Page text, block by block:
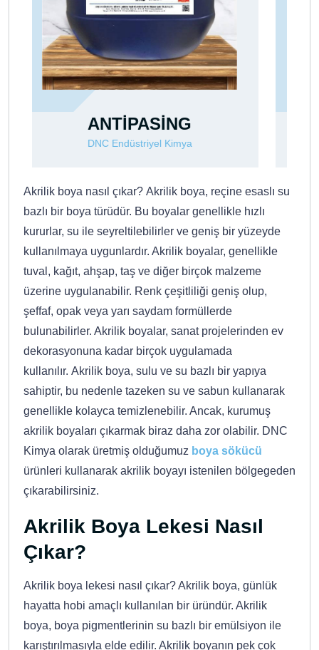
DNCOLEX MNR
DNC Endüstriyel Kimya
Akrilik boya nasıl çıkar? Akrilik boya, reçine esaslı su
bazlı bir boya türüdür. Bu boyalar genellikle hızlı
kururlar, su ile seyreltilebilirler ve geniş bir yüzeyde
kullanılmaya uygunlardır. Akrilik boyalar, genellikle
tuval, kağıt, ahşap, taş ve diğer birçok malzeme
üzerine uygulanabilir. Renk çeşitliliği geniş olup,
şeffaf, opak veya yarı saydam formüllerde
bulunabilirler. Akrilik boyalar, sanat projelerinden ev
dekorasyonuna kadar birçok uygulamada
kullanılır. Akrilik boya, sulu ve su bazlı bir yapıya
sahiptir, bu nedenle tazeken su ve sabun kullanarak
genellikle kolayca temizlenebilir. Ancak, kurumuş
akrilik boyaları çıkarmak biraz daha zor olabilir. DNC
Kimya olarak üretmiş olduğumuz boya sökücü
ürünleri kullanarak akrilik boyayı istenilen bölgegeden
çıkarabilirsiniz.
Akrilik Boya Lekesi Nasıl
Çıkar?
Akrilik boya lekesi nasıl çıkar? Akrilik boya, günlük
hayatta hobi amaçlı kullanılan bir üründür. Akrilik
boya, boya pigmentlerinin su bazlı bir emülsiyon ile
karıştırılmasıyla elde edilir. Akrilik boyanın pek çok